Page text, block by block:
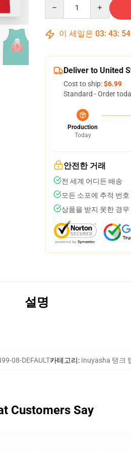
이 세일은 03: 43: 53
Deliver to United
Cost to ship:$6.99
Standard - Order
Production
Today
안전한 거래
전 세계 어디든 배송
모든 소포에 추적 번호
상품을 받지 못한 경
설명
08-DEFAULT카테고리: Inuyasha 탱크
Customers Say